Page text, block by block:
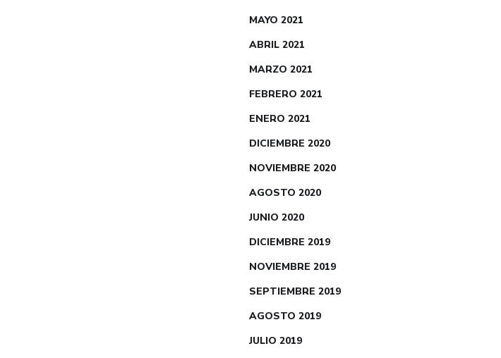
MAYO 2021
ABRIL 2021
MARZO 2021
FEBRERO 2021
ENERO 2021
DICIEMBRE 2020
NOVIEMBRE 2020
AGOSTO 2020
JUNIO 2020
DICIEMBRE 2019
NOVIEMBRE 2019
SEPTIEMBRE 2019
AGOSTO 2019
JULIO 2019